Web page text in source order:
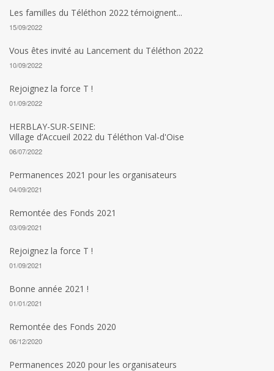
Les familles du Téléthon 2022 témoignent...
15/09/2022
Vous êtes invité au Lancement du Téléthon 2022
10/09/2022
Rejoignez la force T !
01/09/2022
HERBLAY-SUR-SEINE:
Village d’Accueil 2022 du Téléthon Val-d'Oise
06/07/2022
Permanences 2021 pour les organisateurs
04/09/2021
Remontée des Fonds 2021
03/09/2021
Rejoignez la force T !
01/09/2021
Bonne année 2021 !
01/01/2021
Remontée des Fonds 2020
06/12/2020
Permanences 2020 pour les organisateurs